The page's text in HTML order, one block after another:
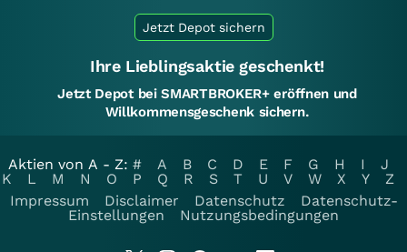
Jetzt Depot sichern
Ihre Lieblingsaktie geschenkt!
Jetzt Depot bei SMARTBROKER+ eröffnen und
Willkommensgeschenk sichern.
Aktien von A - Z: # A B C D E F G H I
J
K
L M N O P Q R S T U V W X Y
Z
Impressum
Disclaimer Datenschutz
Datenschutz-
Einstellungen
Nutzungsbedingungen